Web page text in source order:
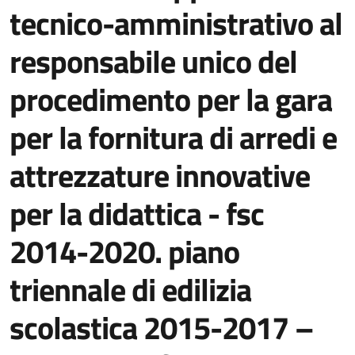
tecnico-amministrativo al
responsabile unico del
procedimento per la gara
per la fornitura di arredi e
attrezzature innovative
per la didattica - fsc
2014-2020. piano
triennale di edilizia
scolastica 2015-2017 –